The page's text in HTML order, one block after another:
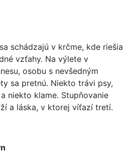
schádzajú v krčme, kde riešia
vzťahy. Na výlete v
osobu s nevšedným
sa pretnú. Niekto trávi psy,
niekto klame. Stupňovanie
a láska, v ktorej víťazí tretí.